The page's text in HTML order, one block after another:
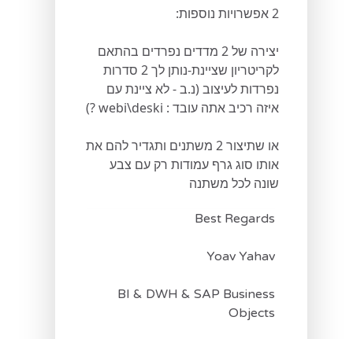
2 אפשרויות נוספות:
יצירה של 2 מדדים נפרדים בהתאם
לקריטריון שציינת-נותן לך 2 סדרות
נפרדות לעיצוב (נ.ב - לא ציינת עם
איזה רכיב אתה עובד : webi\deski ?)
או שתיצור 2 משתנים ותגדיר להם את
אותו סוג גרף עמודות רק עם צבע
שונה לכל משתנה
Best Regards
Yoav Yahav
BI & DWH & SAP Business
Objects